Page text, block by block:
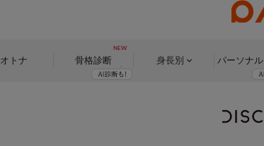
オトナ 骨格診断 身長別 パーソナル